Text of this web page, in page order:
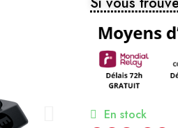
En stock